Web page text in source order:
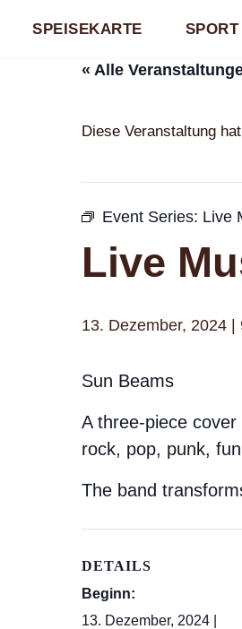
SPEISEKARTE
« Alle
Diese Veranstaltung
Event Series: Live
Live
13. Dezember, 2024 |
Sun Beams
A three-piece
rock, pop, punk,
The band
DETAILS
Beginn:
13. Dezember, 2024 |